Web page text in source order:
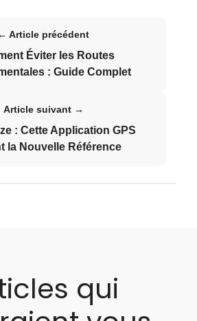
← Article précédent
Éviter les Routes
: Guide Complet
Article suivant →
: Cette Application GPS
la Nouvelle Référence
qui